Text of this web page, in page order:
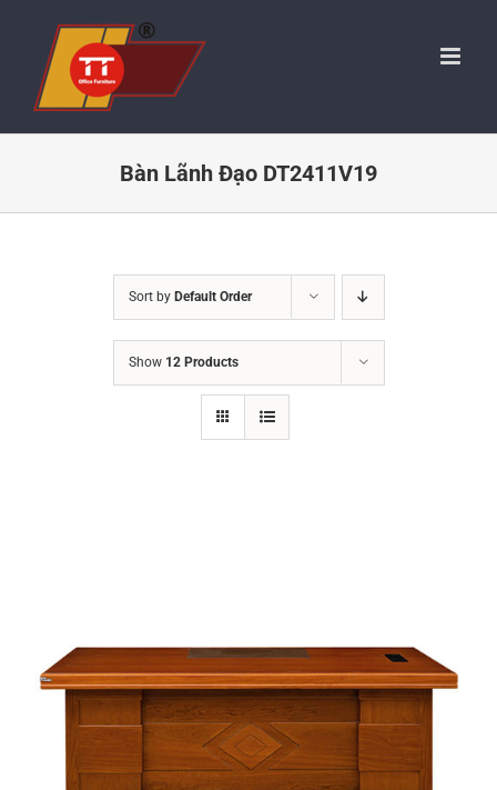
content
Bàn Lãnh Đạo DT2411V19
Sort by Default Order
Show 12 Products